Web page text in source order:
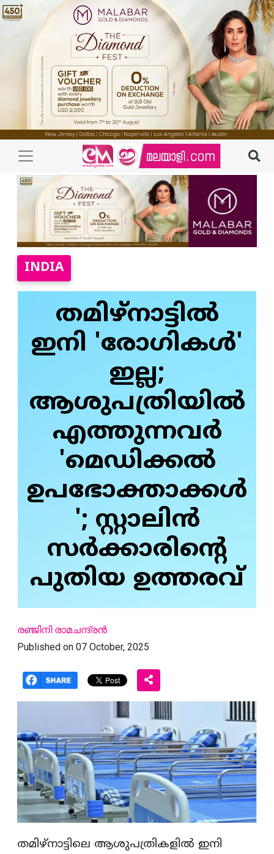
INDIA
തമിഴ്‌നാട്ടിൽ
ഇനി 'രോഗികൾ'
ഇല്ല;
ആശുപത്രിയിൽ
എത്തുന്നവർ
'മെഡിക്കൽ
ഉപഭോക്താക്കൾ
'; സ്റ്റാലിൻ
സർക്കാരിൻ്റെ
പുതിയ ഉത്തരവ്
രഞ്ജിനി രാമചന്ദ്രൻ
Published on 07 October, 2025
തമിഴ്‌നാട്ടിലെ ആശുപത്രികളിൽ ഇനി